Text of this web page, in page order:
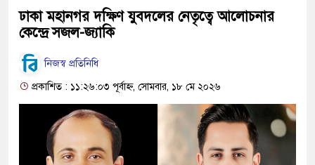
ঢাকা মহানগর দক্ষিণ যুবদলের নেতৃত্বে আলোচনার
কেন্দ্রে সজল-জ্যাকি
নিজস্ব প্রতিনিধি
প্রকাশিত : ১১:২৬:০৩ পূর্বাহ্ন, সোমবার, ১৮ মে ২০২৬